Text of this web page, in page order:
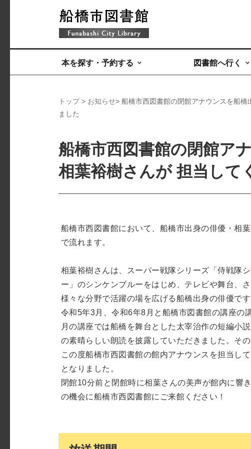
本を探す・予約する 図書館へ行く
トップ > お知らせ> 船橋市西図書館の閉館アナウンスを船
ました
船橋市西図書館の閉館ア
相葉裕樹さんが 担当して
船橋市西図書館において、船橋市出身の俳優・相
で流れます。
相葉裕樹さんは、スーパー戦隊シリーズ「侍戦隊
ー」のシンケンブルーをはじめ、テレビや舞台、
様々な分野で活躍の場を広げる船橋出身の俳優です
令和5年3月、令和6年8月と船橋市図書館の講座の
月の講座では船橋を舞台とした太宰治作の短編小説
の素晴らしい朗読を披露していただきました。その
この度船橋市西図書館の館内アナウンスを担当し
となりました。
閉館10分前と閉館時に相葉さんの美声が館内に響
の機会に船橋市西図書館にご来館ください！